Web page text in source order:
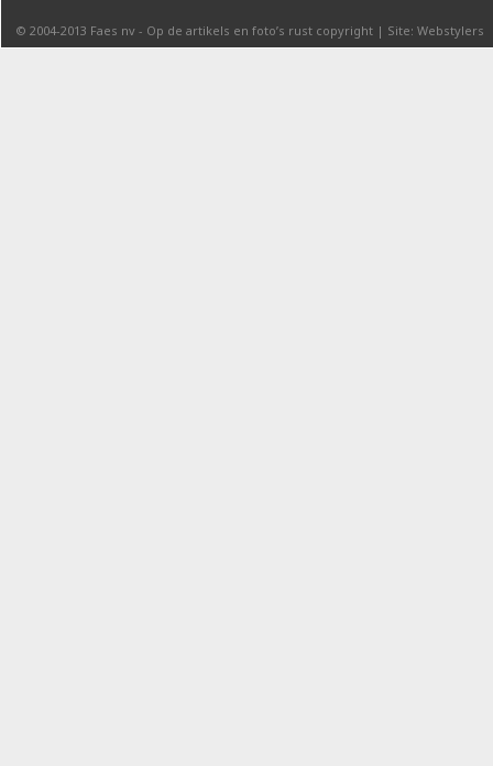
© 2004-2013 Faes nv - Op de artikels en foto’s rust copyright | Site: Webstylers